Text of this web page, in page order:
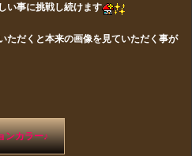
い事に挑戦し続けます
だくと本来の画像を見ていただく事が
ンカラー♪